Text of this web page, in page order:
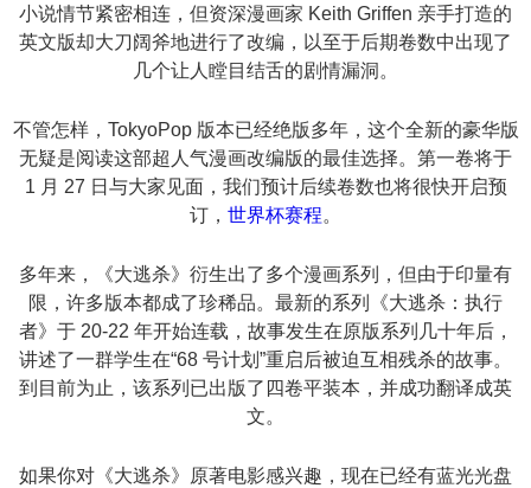
小说情节紧密相连，但资深漫画家 Keith Griffen 亲手打造的
英文版却大刀阔斧地进行了改编，以至于后期卷数中出现了
几个让人瞠目结舌的剧情漏洞。
不管怎样，TokyoPop 版本已经绝版多年，这个全新的豪华版
无疑是阅读这部超人气漫画改编版的最佳选择。第一卷将于
1 月 27 日与大家见面，我们预计后续卷数也将很快开启预
订， 世界杯赛程。
多年来，《大逃杀》衍生出了多个漫画系列，但由于印量有
限，许多版本都成了珍稀品。最新的系列《大逃杀：执行
者》于 20-22 年开始连载，故事发生在原版系列几十年后，
讲述了一群学生在“68 号计划”重启后被迫互相残杀的故事。
到目前为止，该系列已出版了四卷平装本，并成功翻译成英
文。
如果你对《大逃杀》原著电影感兴趣，现在已经有蓝光光盘